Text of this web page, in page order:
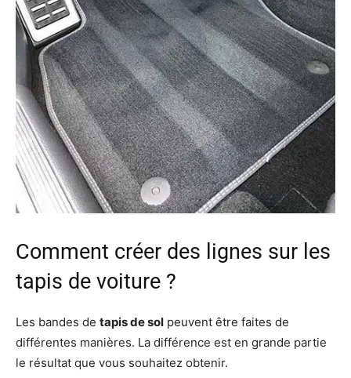
Comment créer des lignes sur les
tapis de voiture ?
Les bandes de tapis de sol peuvent être faites de
différentes manières. La différence est en grande partie
le résultat que vous souhaitez obtenir.